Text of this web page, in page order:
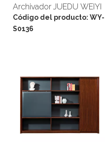
Archivador JUEDU WEIYI
Código del producto: WY-
S0136